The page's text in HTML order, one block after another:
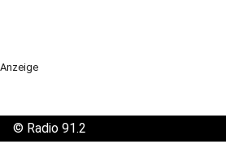
Anzeige
© Radio 91.2